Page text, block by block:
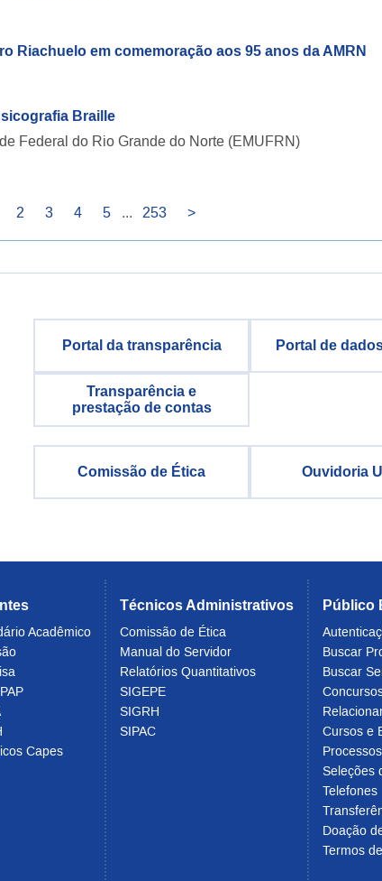
Riachuelo em comemoração aos 95 anos da AMRN
Braille
Federal do Rio Grande do Norte (EMUFRN)
2 3 4 5 ... 253 >
Portal da transparência Portal de
Transparência e
prestação de contas
Comissão de Ética Ouvidoria
Acadêmico
Capes
Técnicos Administrativos
Comissão de Ética
Manual do Servidor
Relatórios Quantitativos
SIGEPE
SIGRH
SIPAC
Público
Buscar
Buscar
Cursos e
Seleções
Telefones
Doação
Termos